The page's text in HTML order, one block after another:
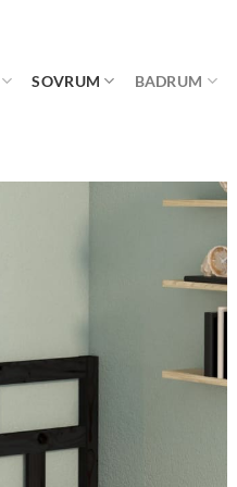
SOVRUM BADRUM